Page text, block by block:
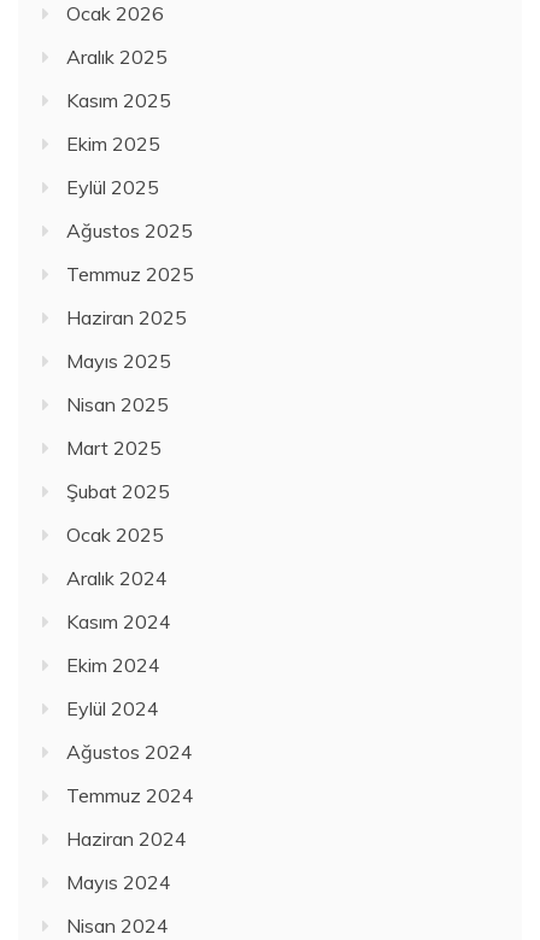
Ocak 2026
Aralık 2025
Kasım 2025
Ekim 2025
Eylül 2025
Ağustos 2025
Temmuz 2025
Haziran 2025
Mayıs 2025
Nisan 2025
Mart 2025
Şubat 2025
Ocak 2025
Aralık 2024
Kasım 2024
Ekim 2024
Eylül 2024
Ağustos 2024
Temmuz 2024
Haziran 2024
Mayıs 2024
Nisan 2024